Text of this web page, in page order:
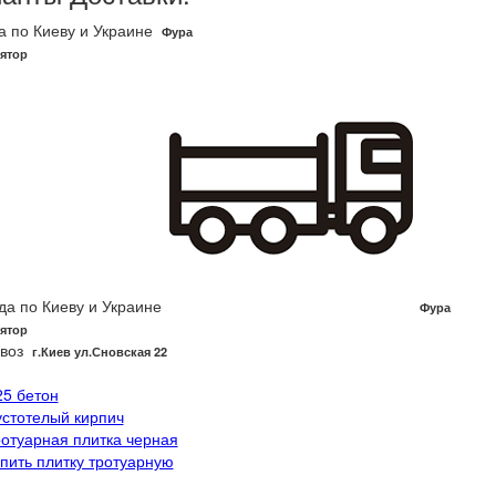
по Киеву и Украине Фура
по Киеву и Украине
Фура
г.Киев ул.Сновская 22
бетон
кирпич
плитка черная
плитку тротуарную